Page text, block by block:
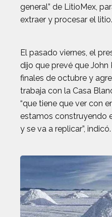
general” de LitioMex,
extraer y procesar el litio.
El pasado viernes, el
dijo que prevé que John
finales de octubre y
trabaja con la Casa
“que tiene que ver con
estamos construyendo
y se va a replicar”, indicó.